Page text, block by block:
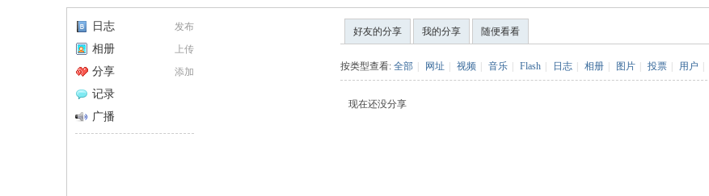
白
码
发布
日志
上传
相册
添加
分享
记录
广播
好友的分享 我的分享 随便看看
按类型查看: 全部 | 网址 | 视频 | 音乐 | Flash | 日志 | 相册 | 图片 | 投票 | 用户 |
现在还没分享